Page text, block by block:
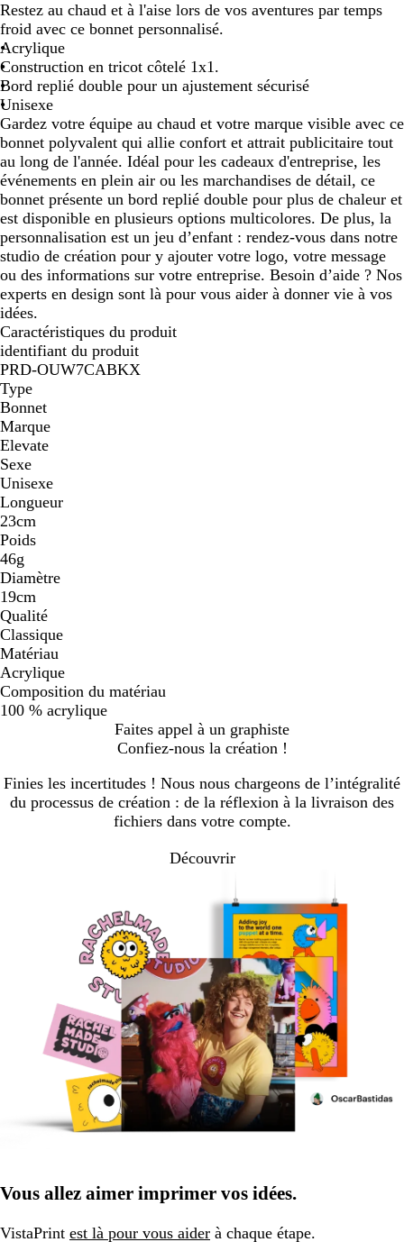
i
r
r
t
e
u
m
a
r
i
n
e
u
g
e
è
s
e
u
e
m
p
i
r
e
i
s
c
h
i
n
é
Restez au chaud et à l'aise lors de vos aventures par temps
froid avec ce bonnet personnalisé.
Acrylique
Construction en tricot côtelé 1x1.
Bord replié double pour un ajustement sécurisé
Unisexe
Gardez votre équipe au chaud et votre marque visible avec ce
bonnet polyvalent qui allie confort et attrait publicitaire tout
au long de l'année. Idéal pour les cadeaux d'entreprise, les
événements en plein air ou les marchandises de détail, ce
bonnet présente un bord replié double pour plus de chaleur et
est disponible en plusieurs options multicolores. De plus, la
personnalisation est un jeu d’enfant : rendez-vous dans notre
studio de création pour y ajouter votre logo, votre message
ou des informations sur votre entreprise. Besoin d’aide ? Nos
experts en design sont là pour vous aider à donner vie à vos
idées.
Caractéristiques du produit
identifiant du produit
PRD-OUW7CABKX
Type
Bonnet
Marque
Elevate
Sexe
Unisexe
Longueur
23cm
Poids
46g
Diamètre
19cm
Qualité
Classique
Matériau
Acrylique
Composition du matériau
100 % acrylique
Faites appel à un graphiste
Confiez-nous la création !
Finies les incertitudes ! Nous nous chargeons de l’intégralité
du processus de création : de la réflexion à la livraison des
fichiers dans votre compte.
Découvrir
Vous allez aimer imprimer vos idées.
VistaPrint est là pour vous aider à chaque étape.